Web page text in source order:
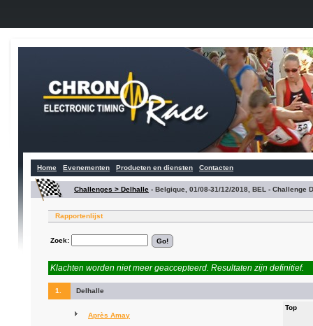
Home Evenementen Producten en diensten Contacten
Challenges > Delhalle - Belgique, 01/08-31/12/2018, BEL - Challenge
Rapportenlijst
Zoek:
Klachten worden niet meer geaccepteerd. Resultaten zijn definitief.
1. Delhalle
Après Amay
Top